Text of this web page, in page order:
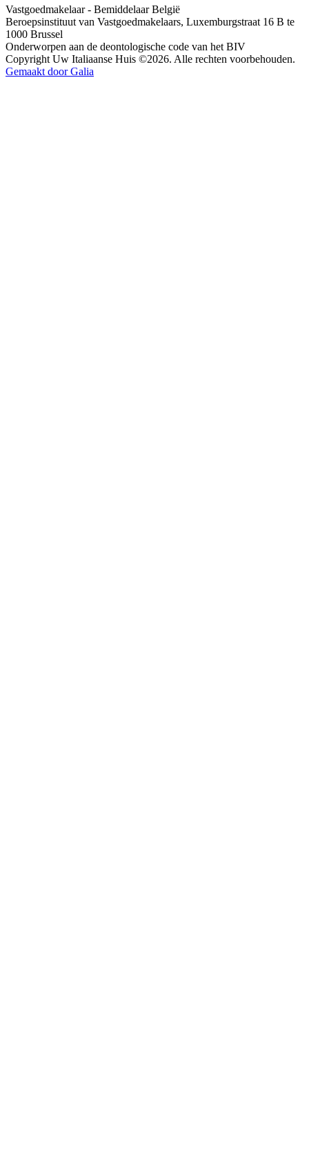
Vastgoedmakelaar - Bemiddelaar België
Beroepsinstituut van Vastgoedmakelaars, Luxemburgstraat 16 B te
1000 Brussel
Onderworpen aan de deontologische code van het BIV
Copyright Uw Italiaanse Huis ©2026. Alle rechten voorbehouden.
Gemaakt door Galia